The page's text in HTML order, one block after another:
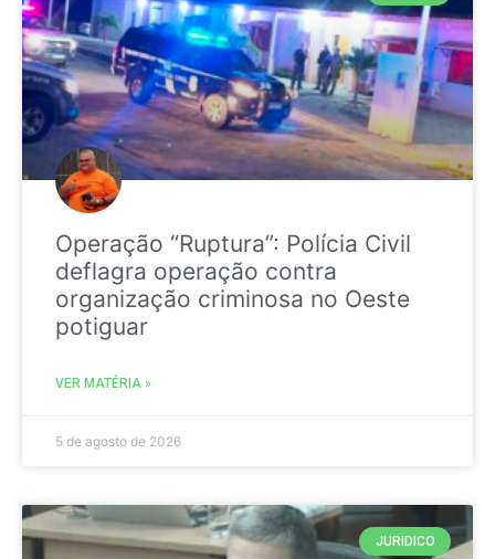
Operação “Ruptura”: Polícia Civil
deflagra operação contra
organização criminosa no Oeste
potiguar
VER MATÉRIA »
5 de agosto de 2026
JURIDICO